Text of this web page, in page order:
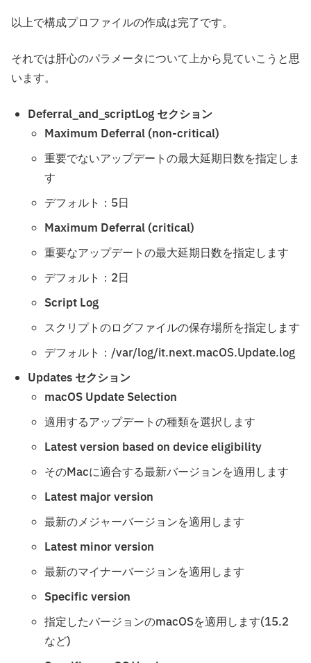
以上で構成プロファイルの作成は完了です。
それでは肝心のパラメータについて上から見ていこうと思
います。
Deferral_and_scriptLog セクション
Maximum Deferral (non-critical)
重要でないアップデートの最大延期日数を指定しま
す
デフォルト：5日
Maximum Deferral (critical)
重要なアップデートの最大延期日数を指定します
デフォルト：2日
Script Log
スクリプトのログファイルの保存場所を指定します
デフォルト：/var/log/it.next.macOS.Update.log
Updates セクション
macOS Update Selection
適用するアップデートの種類を選択します
Latest version based on device eligibility
そのMacに適合する最新バージョンを適用します
Latest major version
最新のメジャーバージョンを適用します
Latest minor version
最新のマイナーバージョンを適用します
Specific version
指定したバージョンのmacOSを適用します(15.2
など)